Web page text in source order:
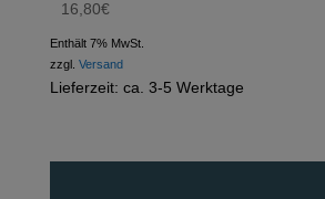
Chesterton – Thomas von Aquin
16,80€
Enthält 7% MwSt.